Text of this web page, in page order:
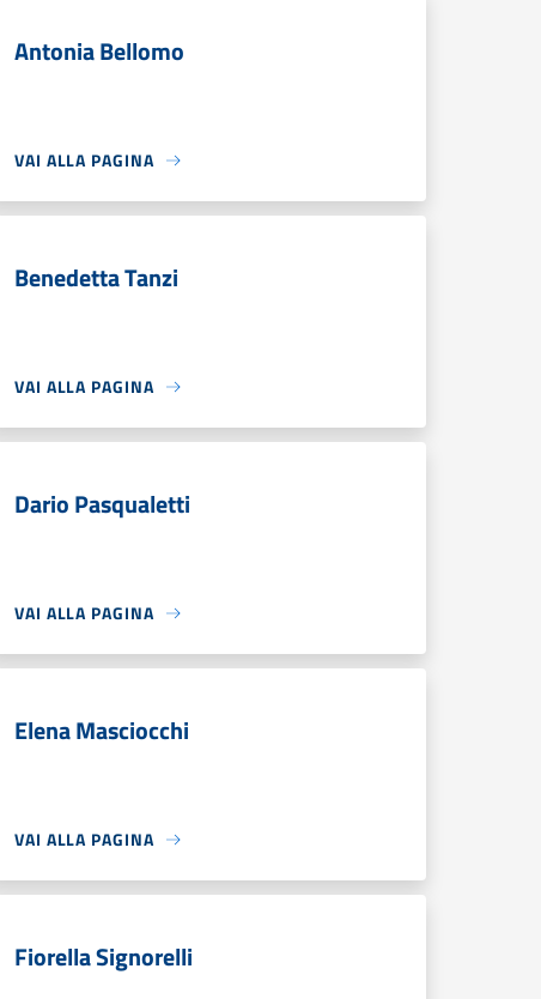
Antonia Bellomo
VAI ALLA PAGINA
Benedetta Tanzi
VAI ALLA PAGINA
Dario Pasqualetti
VAI ALLA PAGINA
Elena Masciocchi
VAI ALLA PAGINA
Fiorella Signorelli